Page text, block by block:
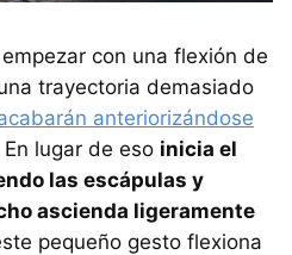
con una flexión de
trayectoria demasiado
anteriorizándose
lugar de eso inicia el
las escápulas y
ascienda ligeramente
pequeño gesto flexiona